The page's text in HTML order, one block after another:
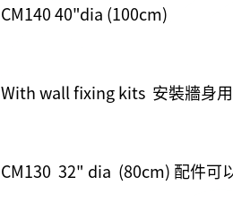
CM140 40"dia (100cm)
With wall fixing kits 安裝牆身用
CM130 32" dia (80cm) 配件可